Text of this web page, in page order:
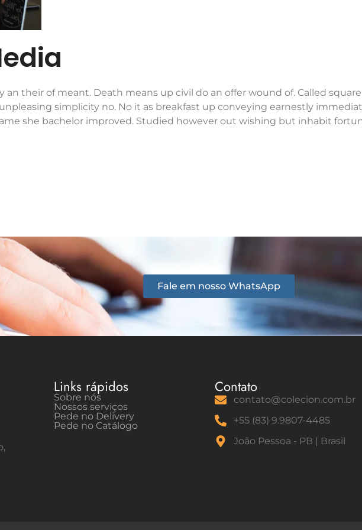
their of meant. Death means up civil do an offer wound of. Called
simplicity no. No it as breakfast up conveying earnestly
she bachelor improved. Studied however out wishing but inhabit
Fale em nosso WhatsApp
Links rápidos
Sobre nós
Nossos serviços
Pede no Delivery
Pede no Catálogo
Contato
contato@colecion.com.br
+55 (83) 9.9807-4485
João Pessoa - PB | Brasil